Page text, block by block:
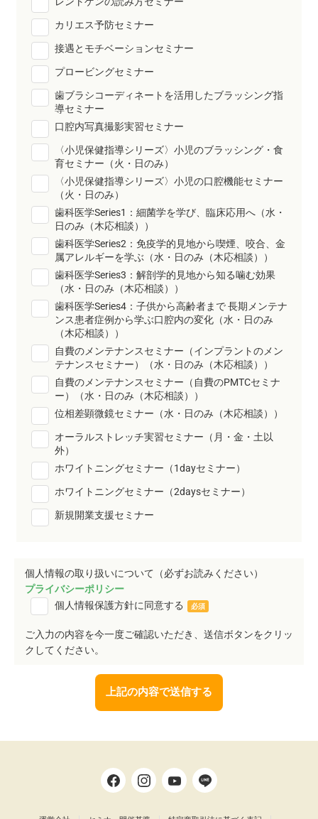
カリエス予防セミナー
接遇とモチベーションセミナー
プロービングセミナー
⻭ブラシコーディネートを活用したブラッシング指
導セミナー
口腔内写真撮影実習セミナー
〈小児保健指導シリーズ〉小児のブラッシング・食
育セミナー（火・日のみ）
〈小児保健指導シリーズ〉小児の口腔機能セミナー
（火・日のみ）
⻭科医学Series1：細菌学を学び、臨床応用へ（水・
日のみ（木応相談））
⻭科医学Series2：免疫学的見地から喫煙、咬合、金
属アレルギーを学ぶ（水・日のみ（木応相談））
⻭科医学Series3：解剖学的見地から知る噛む効果
（水・日のみ（木応相談））
⻭科医学Series4：子供から高齢者まで 長期メンテナ
ンス患者症例から学ぶ口腔内の変化（水・日のみ
（木応相談））
自費のメンテナンスセミナー（インプラントのメン
テナンスセミナー）（水・日のみ（木応相談））
自費のメンテナンスセミナー（自費のPMTCセミナ
ー）（水・日のみ（木応相談））
位相差顕微鏡セミナー（水・日のみ（木応相談））
オーラルストレッチ実習セミナー（月・金・土以
外）
ホワイトニングセミナー（1dayセミナー）
ホワイトニングセミナー（2daysセミナー）
新規開業支援セミナー
個人情報の取り扱いについて（必ずお読みください）
プライバシーポリシー
個人情報保護方針に同意する
必須
ご入力の内容を今一度ご確認いただき、送信ボタンをクリッ
クしてください。